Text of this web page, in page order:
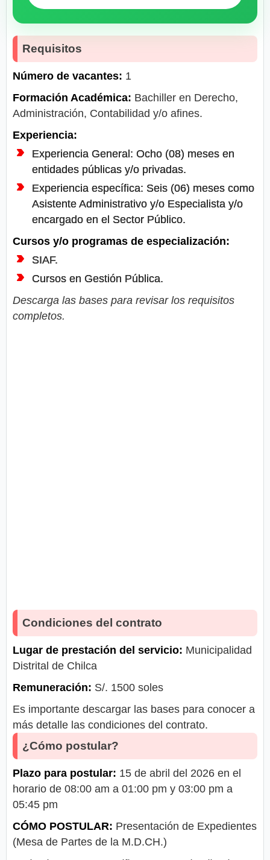
Requisitos
Número de vacantes: 1
Formación Académica: Bachiller en Derecho,
Administración, Contabilidad y/o afines.
Experiencia:
Experiencia General: Ocho (08) meses en
entidades públicas y/o privadas.
Experiencia específica: Seis (06) meses como
Asistente Administrativo y/o Especialista y/o
encargado en el Sector Público.
Cursos y/o programas de especialización:
SIAF.
Cursos en Gestión Pública.
Descarga las bases para revisar los requisitos
completos.
Condiciones del contrato
Lugar de prestación del servicio: Municipalidad
Distrital de Chilca
Remuneración: S/. 1500 soles
Es importante descargar las bases para conocer a
más detalle las condiciones del contrato.
¿Cómo postular?
Plazo para postular: 15 de abril del 2026 en el
horario de 08:00 am a 01:00 pm y 03:00 pm a
05:45 pm
CÓMO POSTULAR: Presentación de Expedientes
(Mesa de Partes de la M.D.CH.)